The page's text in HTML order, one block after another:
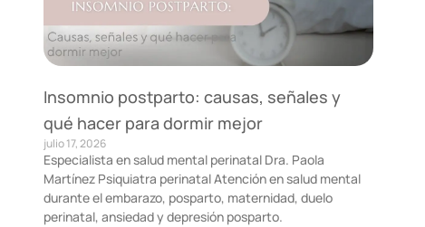
Insomnio postparto: causas, señales y
qué hacer para dormir mejor
julio 17, 2026
Especialista en salud mental perinatal Dra. Paola
Martínez Psiquiatra perinatal Atención en salud mental
durante el embarazo, posparto, maternidad, duelo
perinatal, ansiedad y depresión posparto.